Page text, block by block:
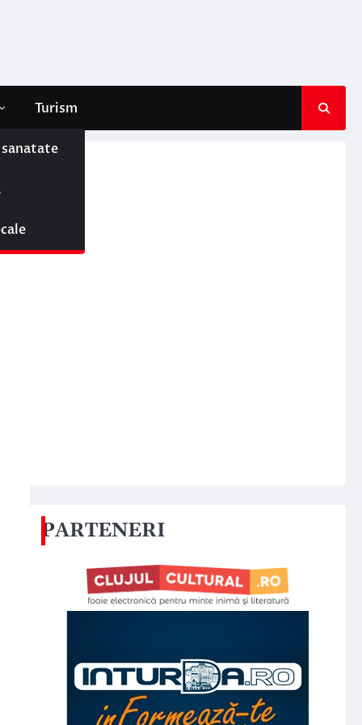
Turism
PARTENERI